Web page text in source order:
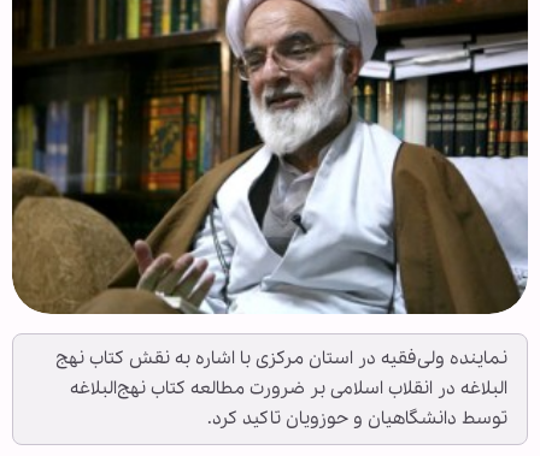
نماینده ولی‌فقیه در استان مرکزی با اشاره به نقش کتاب نهج
البلاغه در انقلاب اسلامی بر ضرورت مطالعه کتاب نهج‌البلاغه
توسط دانشگاهیان و حوزویان تاکید کرد.